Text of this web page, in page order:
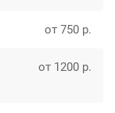
от 750 р.
от 1200 р.